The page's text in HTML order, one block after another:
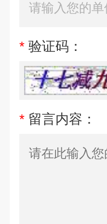
* 验证码：
* 留言内容：